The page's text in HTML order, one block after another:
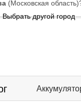
(Московская область)
Выбрать другой город